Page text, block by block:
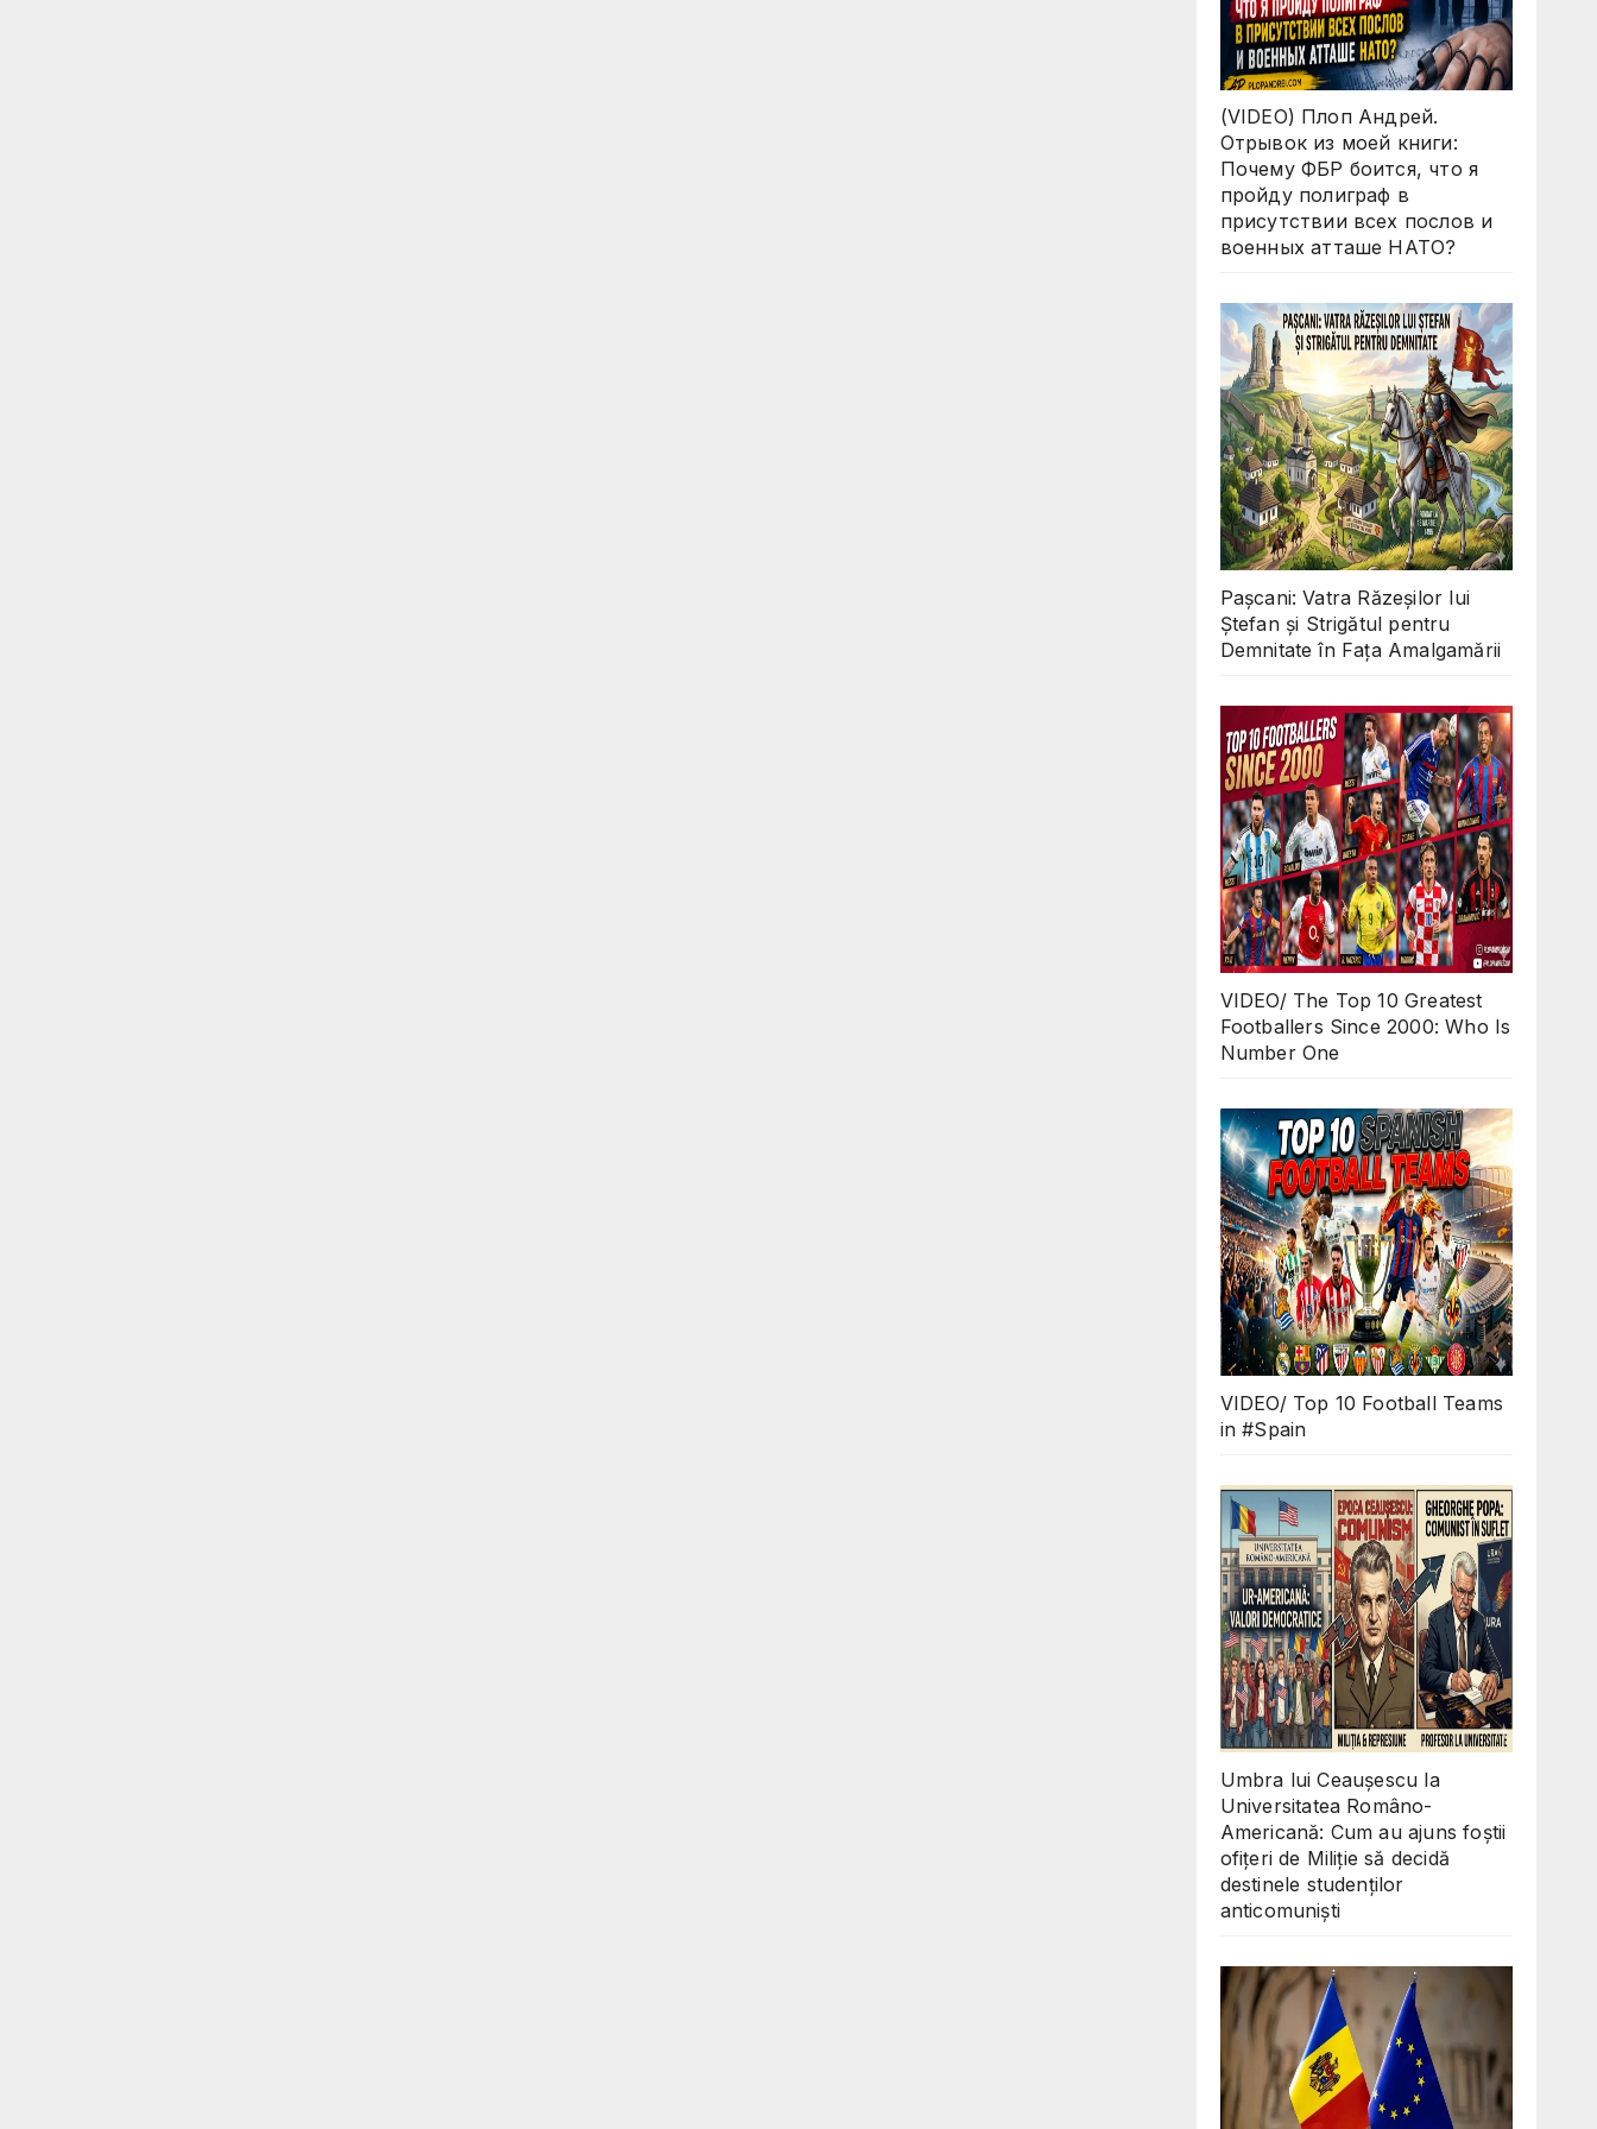
(VIDEO) Плоп Андрей.
Отрывок из моей книги:
Почему ФБР боится, что я
пройду полиграф в
присутствии всех послов и
военных атташе НАТО?
Pașcani: Vatra Răzeșilor lui
Ștefan și Strigătul pentru
Demnitate în Fața Amalgamării
VIDEO/ The Top 10 Greatest
Footballers Since 2000: Who Is
Number One
VIDEO/ Top 10 Football Teams
in #Spain
Umbra lui Ceaușescu la
Universitatea Româno-
Americană: Cum au ajuns foștii
ofițeri de Miliție să decidă
destinele studenților
anticomuniști